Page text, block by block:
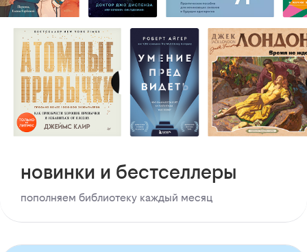
новинки и бестселлеры
пополняем библиотеку каждый месяц